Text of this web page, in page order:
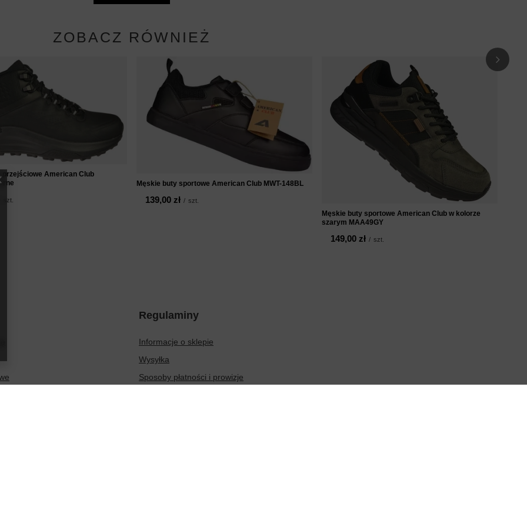
ZOBACZ RÓWNIEŻ
przejściowe American Club
szt.
Męskie buty sportowe American Club MWT-148BL
139,00 zł / szt.
Męskie buty sportowe American Club w kolorze
szarym MAA49GY
149,00 zł / szt.
Regulaminy
Informacje o sklepie
Wysyłka
Sposoby płatności i prowizje